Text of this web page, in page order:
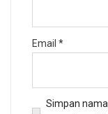
Email *
Simpan